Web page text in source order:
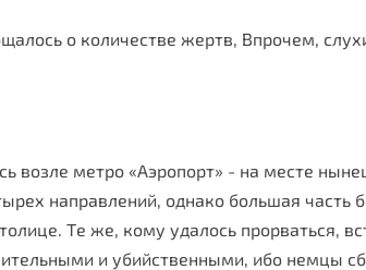
о количестве жертв, Впрочем,
возле метро «Аэропорт» - на месте
направлений, однако большая
Те же, кому удалось прорваться,
и убийственными, ибо